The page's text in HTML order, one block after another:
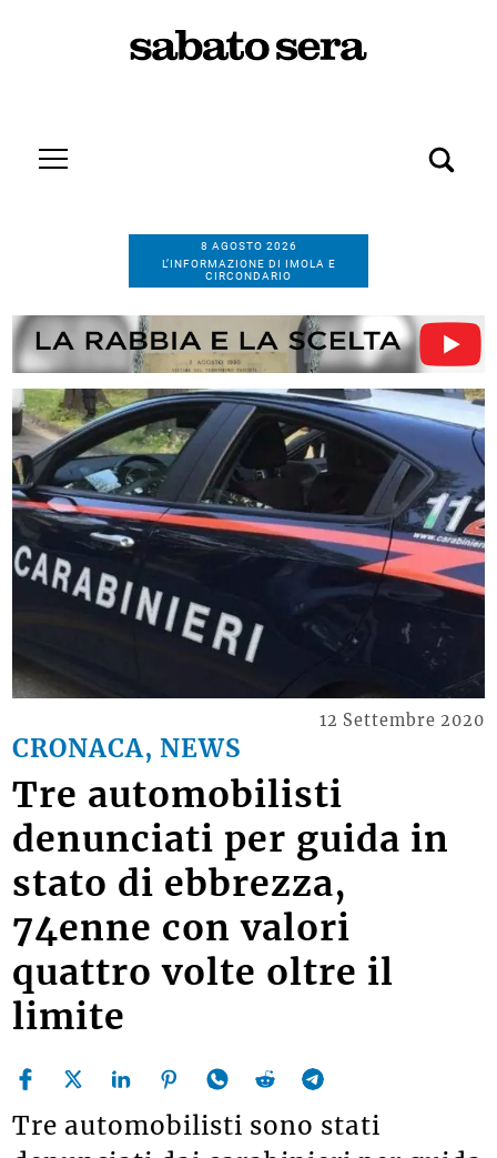
8 AGOSTO 2026
L’INFORMAZIONE DI IMOLA E
CIRCONDARIO
CRONACA, NEWS
12 Settembre 2020
Tre automobilisti
denunciati per guida in
stato di ebbrezza,
74enne con valori
quattro volte oltre il
limite
Tre automobilisti sono stati